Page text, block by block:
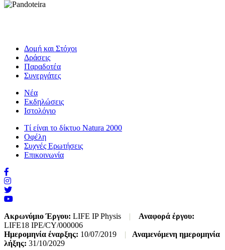
Δομή και Στόχοι
Δράσεις
Παραδοτέα
Συνεργάτες
Νέα
Εκδηλώσεις
Ιστολόγιο
Τί είναι το δίκτυο Natura 2000
Οφέλη
Συχνές Ερωτήσεις
Επικοινωνία
Ακρωνύμιο Έργου: LIFE IP Physis |
Αναφορά έργου:
LIFE18 IPE/CY/000006
Ημερομηνία έναρξης: 10/07/2019 |
Αναμενόμενη ημερομηνία
λήξης: 31/10/2029